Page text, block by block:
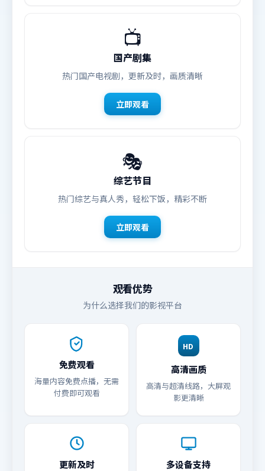
📺
国产剧集
热门国产电视剧，更新及时，画质清晰
立即观看
🎭
综艺节目
热门综艺与真人秀，轻松下饭，精彩不断
立即观看
观看优势
为什么选择我们的影视平台
免费观看
海量内容免费点播，无需
付费即可观看
HD
高清画质
高清与超清线路，大屏观
影更清晰
更新及时 多设备支持